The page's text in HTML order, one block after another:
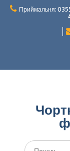
ПерейтиПриймальня:
Шукати: